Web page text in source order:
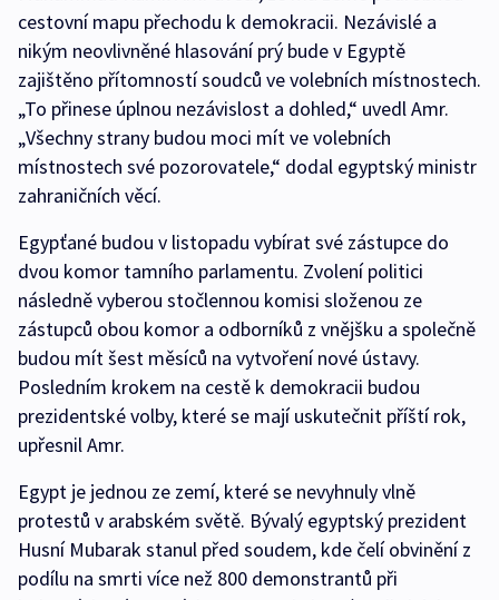
cestovní mapu přechodu k demokracii. Nezávislé a
nikým neovlivněné hlasování prý bude v Egyptě
zajištěno přítomností soudců ve volebních místnostech.
„To přinese úplnou nezávislost a dohled,“ uvedl Amr.
„Všechny strany budou moci mít ve volebních
místnostech své pozorovatele,“ dodal egyptský ministr
zahraničních věcí.
Egypťané budou v listopadu vybírat své zástupce do
dvou komor tamního parlamentu. Zvolení politici
následně vyberou stočlennou komisi složenou ze
zástupců obou komor a odborníků z vnějšku a společně
budou mít šest měsíců na vytvoření nové ústavy.
Posledním krokem na cestě k demokracii budou
prezidentské volby, které se mají uskutečnit příští rok,
upřesnil Amr.
Egypt je jednou ze zemí, které se nevyhnuly vlně
protestů v arabském světě. Bývalý egyptský prezident
Husní Mubarak stanul před soudem, kde čelí obvinění z
podílu na smrti více než 800 demonstrantů při